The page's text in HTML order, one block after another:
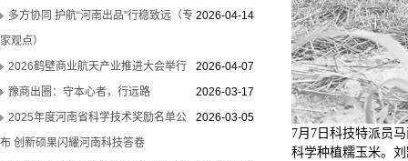
2026-04-14
多方协同 护航“河南出品”行稳致远（专
家观点）
2026-04-07
2026鹤壁商业航天产业推进大会举行
2026-03-17
豫商出圈：守本心者，行远路
2026-03-05
2025年度河南省科学技术奖励名单公
布 创新硕果闪耀河南科技答卷
7月7日科技特派员
科学种植糯玉米。